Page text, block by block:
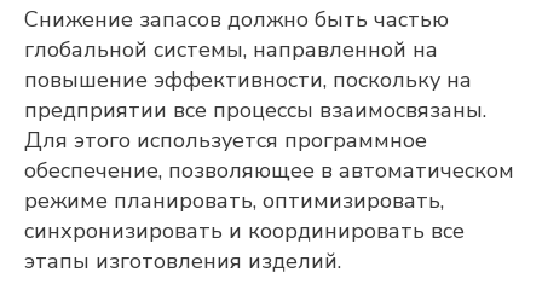
Снижение запасов должно быть частью
глобальной системы, направленной на
повышение эффективности, поскольку на
предприятии все процессы взаимосвязаны.
Для этого используется программное
обеспечение, позволяющее в автоматическом
режиме планировать, оптимизировать,
синхронизировать и координировать все
этапы изготовления изделий.
и оперативного
производственного планирования
ПОДРОБНЕЕ